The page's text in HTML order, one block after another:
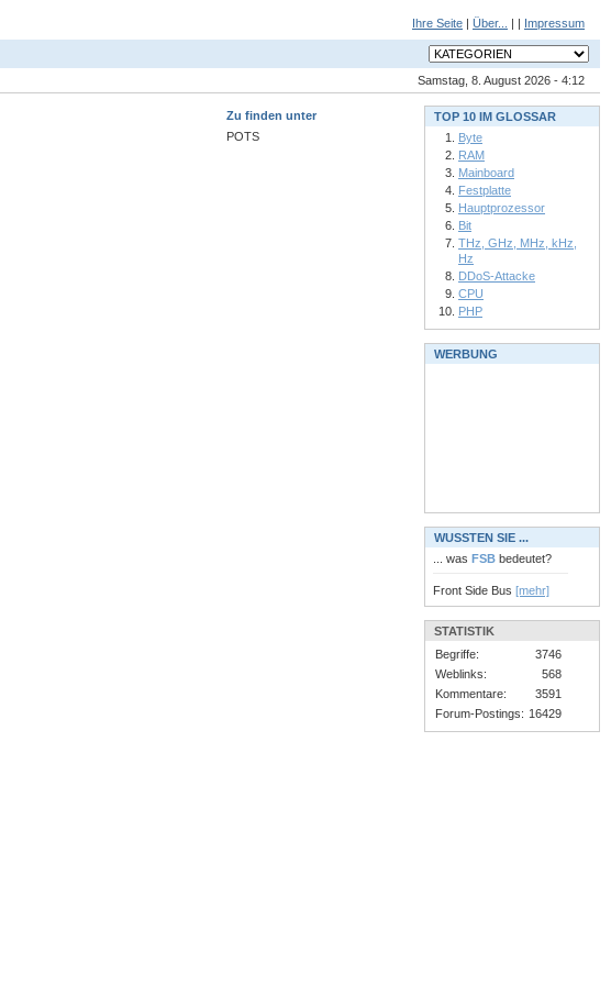
Ihre Seite | Über... | | Impressum
Samstag, 8. August 2026 - 4:12
Zu finden unter
POTS
TOP 10 IM GLOSSAR
Byte
RAM
Mainboard
Festplatte
Hauptprozessor
Bit
THz, GHz, MHz, kHz,
Hz
DDoS-Attacke
CPU
PHP
WERBUNG
WUSSTEN SIE ...
... was FSB bedeutet?
Front Side Bus [mehr]
STATISTIK
Begriffe:
3746
Weblinks:
568
Kommentare:
3591
Forum-Postings: 16429